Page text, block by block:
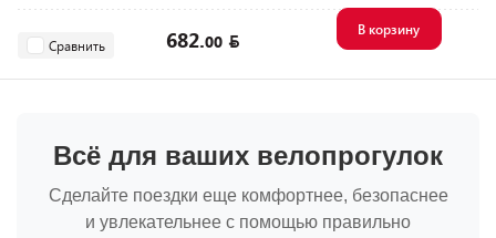
Сравнить 682.00
В корзину
Всё для ваших велопрогулок
Сделайте поездки еще комфортнее, безопаснее
и увлекательнее с помощью правильно